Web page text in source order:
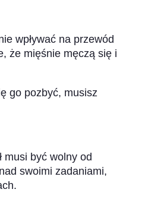
wpływać na przewód
że mięśnie męczą się i
go pozbyć, musisz
musi być wolny od
swoimi zadaniami,